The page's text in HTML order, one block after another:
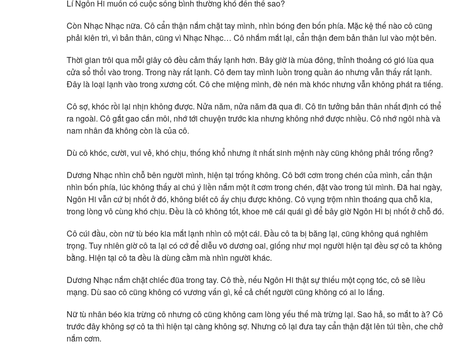
Lí Ngôn Hi muốn có cuộc sống bình thường khó đến thế sao?
Còn Nhạc Nhạc nữa. Cô cẩn thận nắm chặt tay mình, nhìn bóng đen bốn phía. Mặc kệ thế nào cô cũng
phải kiên trì, vì bản thân, cũng vì Nhạc Nhạc… Cô nhắm mắt lại, cẩn thận đem bản thân lui vào một bên.
Thời gian trôi qua mỗi giây cô đều cảm thấy lạnh hơn. Bây giờ là mùa đông, thỉnh thoảng có gió lùa qua
cửa sổ thổi vào trong. Trong này rất lạnh. Cô đem tay mình luồn trong quần áo nhưng vẫn thấy rất lạnh.
Đây là loại lạnh vào trong xương cốt. Cô che miệng mình, đè nén mà khóc nhưng vẫn không phát ra tiếng.
Cô sợ, khóc rồi lại nhịn không được. Nửa năm, nửa năm đã qua đi. Cô tin tưởng bản thân nhất định có thể
ra ngoài. Cô gắt gao cắn môi, nhớ tới chuyện trước kia nhưng không nhớ được nhiều. Cô nhớ ngôi nhà và
nam nhân đã không còn là của cô.
Dù cô khóc, cười, vui vẻ, khó chịu, thống khổ nhưng ít nhất sinh mệnh này cũng không phải trống rỗng?
Dương Nhạc nhìn chỗ bên người mình, hiện tại trống không. Cô bới cơm trong chén của mình, cẩn thận
nhìn bốn phía, lúc không thấy ai chú ý liền nắm một ít cơm trong chén, đặt vào trong túi mình. Đã hai ngày,
Ngôn Hi vẫn cứ bị nhốt ở đó, không biết cô ấy chịu được không. Cô vụng trộm nhìn thoáng qua chỗ kia,
trong lòng vô cùng khó chịu. Đều là cô không tốt, khoe mẽ cái quái gì để bây giờ Ngôn Hi bị nhốt ở chỗ đó.
Cô cúi đầu, còn nữ tù béo kia mắt lạnh nhìn cô một cái. Đầu cô ta bị băng lại, cũng không quá nghiêm
trọng. Tuy nhiên giờ cô ta lại có cớ để diễu võ dương oai, giống như mọi người hiện tại đều sợ cô ta không
bằng. Hiện tại cô ta đều là dùng cằm mà nhìn người khác.
Dương Nhạc nắm chặt chiếc đũa trong tay. Cô thề, nếu Ngôn Hi thật sự thiếu một cọng tóc, cô sẽ liều
mạng. Dù sao cô cũng không có vương vấn gì, kể cả chết người cũng không có ai lo lắng.
Nữ tù nhân béo kia trừng cô nhưng cô cũng không cam lòng yếu thế mà trừng lại. Sao hả, so mắt to à? Cô
trước đây không sợ cô ta thì hiện tại càng không sợ. Nhưng cô lại đưa tay cẩn thận đặt lên túi tiền, che chở
nắm cơm.